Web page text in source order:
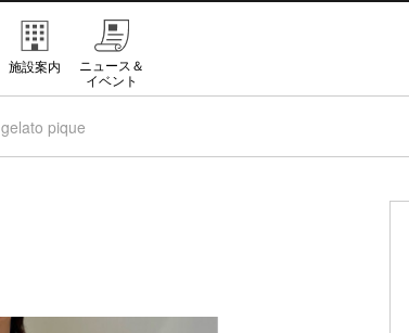
施設案内
ニュース＆
イベント
gelato pique